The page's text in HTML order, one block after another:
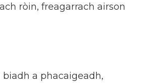
ròin, freagarrach airson
a phacaigeadh,